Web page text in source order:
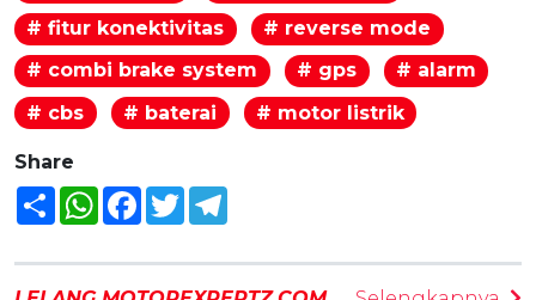
# fitur konektivitas
# reverse mode
# combi brake system
# gps
# alarm
# cbs
# baterai # motor listrik
Share
Share WhatsAppFacebook
Twitter